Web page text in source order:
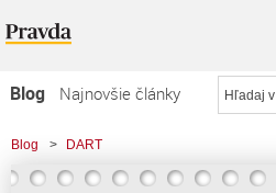
Blog
Najnovšie články
Najčítanejšie články
Najkomentovanejšie články
Blog > DART